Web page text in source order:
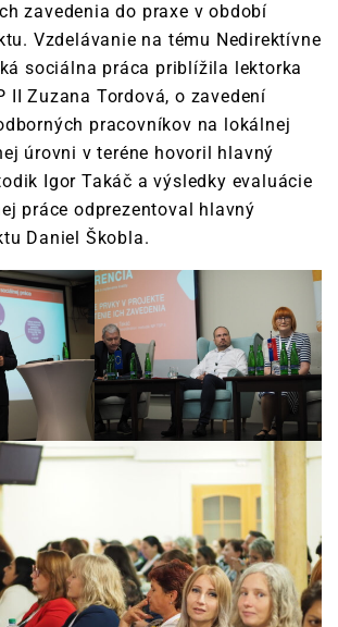
zavedenia do praxe v období
Vzdelávanie na tému Nedirektívne
sociálna práca priblížila lektorka
II Zuzana Tordová, o zavedení
pracovníkov na lokálnej
úrovni v teréne hovoril hlavný
Igor Takáč a výsledky evaluácie
práce odprezentoval hlavný
Daniel Škobla.